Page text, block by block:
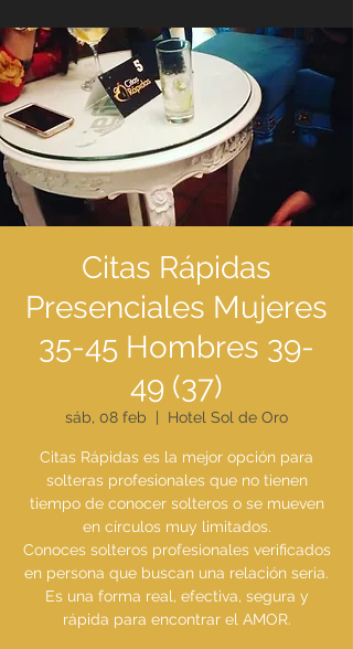
Citas Rápidas
Presenciales Mujeres
35-45 Hombres 39-
49 (37)
sáb, 08 feb Hotel Sol de Oro
Citas Rápidas es la mejor opción para
solteras profesionales que no tienen
tiempo de conocer solteros o se mueven
en círculos muy limitados.
Conoces solteros profesionales verificados
en persona que buscan una relación seria.
Es una forma real, efectiva, segura y
rápida para encontrar el AMOR.